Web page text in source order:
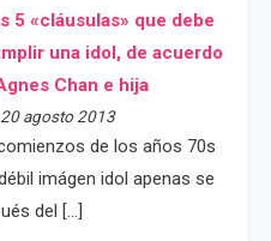
5 «cláusulas» que debe
una idol, de acuerdo
Chan e hija
20 agosto 2013
de los años 70s
imágen idol apenas se
del […]